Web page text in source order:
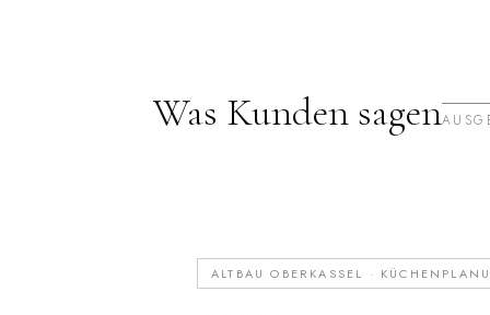
Was Kunden sagen
ALTBAU OBERKASSEL ·